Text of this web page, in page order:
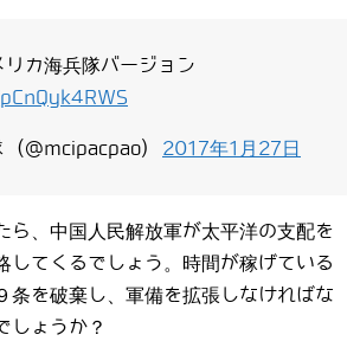
リカ海兵隊バージョン
(@mcipacpao) 2017年1月27日
ら、中国人民解放軍が太平洋の支配を
してくるでしょう。時間が稼げている
条を破棄し、軍備を拡張しなければな
しょうか？